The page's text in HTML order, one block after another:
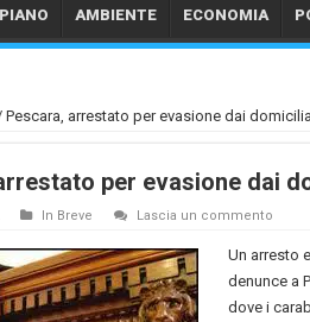
AMBIENTE ECONOMIA
Pescara, arrestato per evasione dai
per evasione dai
In Breve Lascia un commento
Un arresto
denunce a
dove i